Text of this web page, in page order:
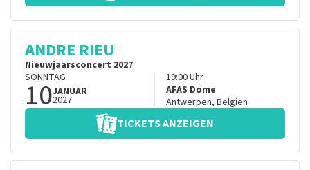
ANDRE RIEU
Nieuwjaarsconcert 2027
SONNTAG
10JANUAR
2027
19:00Uhr
AFAS Dome
Antwerpen, Belgien
TICKETS ANZEIGEN